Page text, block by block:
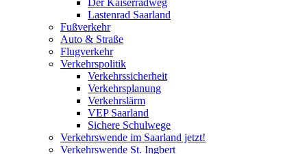
Der Kaiserradweg
Lastenrad Saarland
Fußverkehr
Auto & Straße
Flugverkehr
Verkehrspolitik
Verkehrssicherheit
Verkehrsplanung
Verkehrslärm
VEP Saarland
Sichere Schulwege
Verkehrswende im Saarland jetzt!
Verkehrswende St. Ingbert